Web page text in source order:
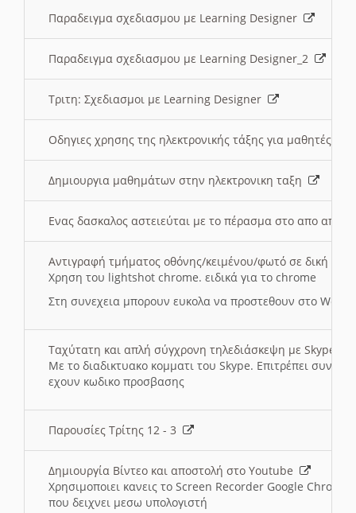
Παραδειγμα σχεδιασμου με Learning Designer
Παραδειγμα σχεδιασμου με Learning Designer_2
Τριτη: Σχεδιασμοι με Learning Designer
Οδηγιες χρησης της ηλεκτρονικής τάξης για μαθητές
Δημιουργια μαθημάτων στην ηλεκτρονικη ταξη
Ενας δασκαλος αστειεύται με το πέρασμα στο απο
Αντιγραφή τμήματος οθόνης/κειμένου/φωτό σε δική
Χρηση του lightshot chrome. ειδικά για το chrome
Στη συνεχεια μπορουν ευκολα να προστεθουν στο Word
Ταχύτατη και απλή σύγχρονη τηλεδιάσκεψη με Skype
Με το διαδικτυακο κομματι του Skype. Επιτρέπει
εχουν κωδικο προσβασης
Παρουσίες Τρίτης 12 - 3
Δημιουργία Βίντεο και αποστολή στο Youtube
Χρησιμοποιει κανεις το Screen Recorder Google Chrome
που δειχνει μεσω υπολογιστή